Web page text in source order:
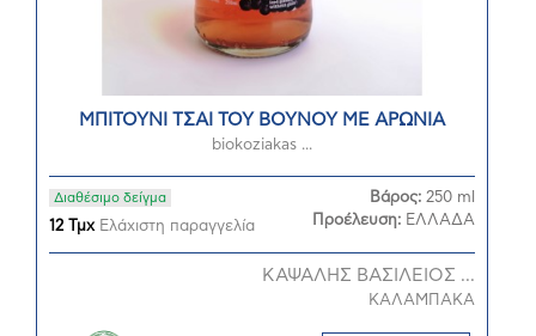
ΜΠΙΤΟΥΝΙ ΤΣΑΙ ΤΟΥ ΒΟΥΝΟΥ ΜΕ ΑΡΩΝΙΑ
biokoziakas ...
Διαθέσιμο δείγμα
12 ΤμχΕλάχιστη παραγγελία
Βάρος: 250 ml
Προέλευση: ΕΛΛΑΔΑ
ΚΑΨΑΛΗΣ ΒΑΣΙΛΕΙΟΣ ...
ΚΑΛΑΜΠΑΚΑ